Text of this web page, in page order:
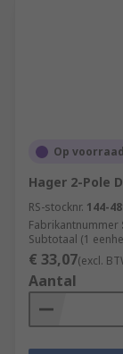
Op voorraad
Hager 2-Pole
RS-stocknr. 144-
Fabrikantnummer
Subtotaal (1
€ 33,07(excl.
Aantal